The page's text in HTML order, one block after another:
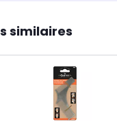
similaires